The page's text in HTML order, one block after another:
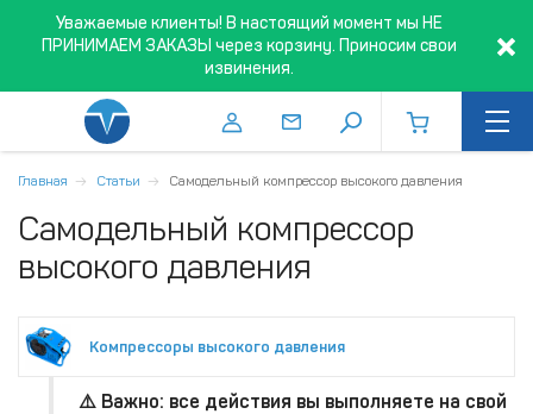
Уважаемые клиенты! В настоящий момент мы НЕ
ПРИНИМАЕМ ЗАКАЗЫ через корзину. Приносим свои
извинения.
Главная Статьи Самодельный компрессор высокого давления
Самодельный компрессор
высокого давления
Компрессоры высокого давления
⚠️ Важно: все действия вы выполняете на свой